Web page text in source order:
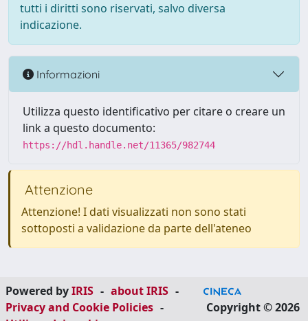
tutti i diritti sono riservati, salvo diversa
indicazione.
Informazioni
Utilizza questo identificativo per citare o creare un
link a questo documento:
https://hdl.handle.net/11365/982744
Attenzione
Attenzione! I dati visualizzati non sono stati
sottoposti a validazione da parte dell'ateneo
Powered byIRIS - about IRIS -
Privacy and Cookie Policies -
Copyright © 2026